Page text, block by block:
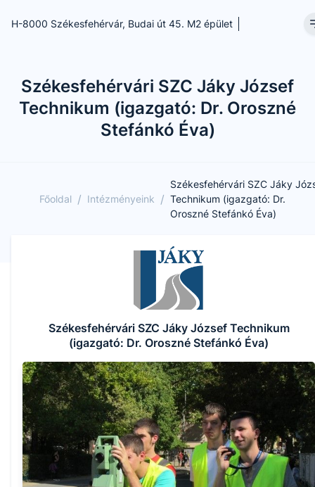
H-8000 Székesfehérvár, Budai út 45. M2 épület
Székesfehérvári SZC Jáky József
Technikum (igazgató: Dr. Oroszné
Stefánkó Éva)
Főoldal / Intézményeink /
Székesfehérvári SZC Jáky
Technikum (igazgató: Dr.
Oroszné Stefánkó Éva)
Székesfehérvári SZC Jáky József Technikum
(igazgató: Dr. Oroszné Stefánkó Éva)